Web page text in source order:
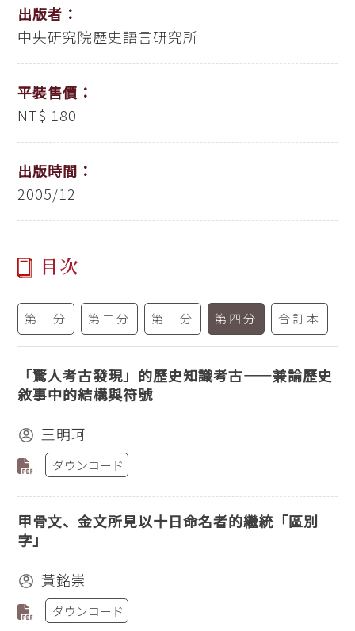
出版者：
中央研究院歷史語言研究所
平裝售價：
NT$ 180
出版時間：
2005/12
目次
第一分 第二分 第三分 第四分 合訂本
「驚人考古發現」的歷史知識考古——兼論歷史
敘事中的結構與符號
王明珂
ダウンロード
甲骨文、金文所見以十日命名者的繼統「區別
字」
黃銘崇
ダウンロード